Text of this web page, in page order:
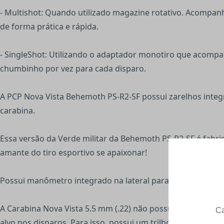
- Multishot: Quando utilizado magazine rotativo.
de forma prática e rápida.
- SingleShot: Utilizando o adaptador monotiro que
chumbinho por vez para cada disparo.
A PCP Nova Vista Behemoth PS-R2-SF possui zarelhos
carabina.
Essa versão da Verde militar da Behemoth PS-R2-SF é
amante do tiro esportivo se apaixonar!
Possui manômetro integrado na lateral para controle da
A Carabina Nova Vista 5.5 mm (.22) não possui conjunto